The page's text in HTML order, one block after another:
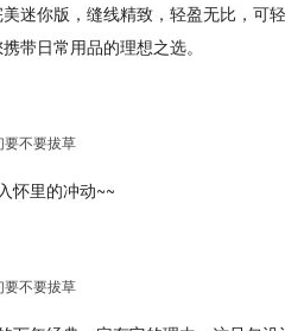
迷你版，缝线精致，轻盈无比，可
带日常用品的理想之选。
怀里的冲动~~